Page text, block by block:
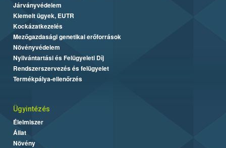
Járványvédelem
Kiemelt ügyek, EUTR
Kockázatkezelés
Mezőgazdasági genetikai erőforrások
Növényvédelem
Nyilvántartási és Felügyeleti Díj
Rendszerszervezés és felügyelet
Termékpálya-ellenőrzés
Ügyintézés
Élelmiszer
Állat
Növény